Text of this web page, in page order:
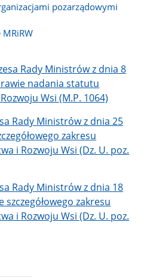
pozarządowymi
Rady Ministrów z dnia 8
nadania statutu
Wsi (M.P. 1064)
Rady Ministrów z dnia 25
zakresu
i Rozwoju Wsi (Dz. U. poz.
Rady Ministrów z dnia 18
zakresu
i Rozwoju Wsi (Dz. U. poz.